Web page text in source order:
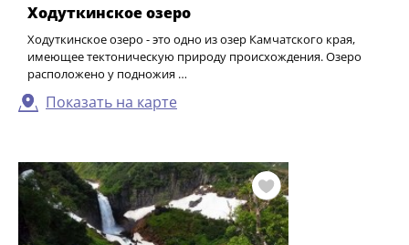
Ходуткинское озеро
Ходуткинское озеро - это одно из озер Камчатского края,
имеющее тектоническую природу происхождения. Озеро
расположено у подножия …
Показать на карте